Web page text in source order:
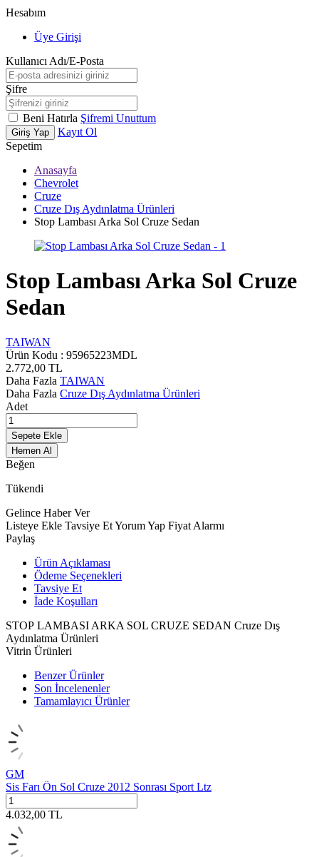
Hesabım
Üye Girişi
Kullanıcı Adı/E-Posta
Şifre
Beni Hatırla Şifremi Unuttum
Giriş Yap
Kayıt Ol
Sepetim
Anasayfa
Chevrolet
Cruze
Cruze Dış Aydınlatma Ürünleri
Stop Lambası Arka Sol Cruze Sedan
Stop Lambası Arka Sol Cruze
Sedan
TAIWAN
Ürün Kodu : 95965223MDL
2.772,00 TL
Daha Fazla TAIWAN
Daha Fazla Cruze Dış Aydınlatma Ürünleri
Adet
Sepete Ekle
Hemen Al
Beğen
Tükendi
Gelince Haber Ver
Listeye Ekle Tavsiye EtYorum Yap Fiyat Alarmı
Paylaş
Ürün Açıklaması
Ödeme Seçenekleri
Tavsiye Et
İade Koşulları
STOP LAMBASI ARKA SOL CRUZE SEDAN Cruze Dış
Aydınlatma Ürünleri
Vitrin Ürünleri
Benzer Ürünler
Son İncelenenler
Tamamlayıcı Ürünler
GM
Sis Farı Ön Sol Cruze 2012 Sonrası Sport Ltz
4.032,00 TL